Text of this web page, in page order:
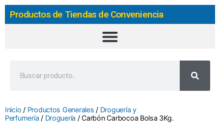
Productos de Tiendas de Conveniencia
Inicio / Productos Generales / Droguería y
Perfumería / Droguería / Carbón Carbocoa Bolsa 3Kg.